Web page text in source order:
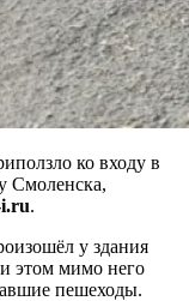
ко входу в
Смоленска,
i.ru.
у здания
этом мимо него
пешеходы.